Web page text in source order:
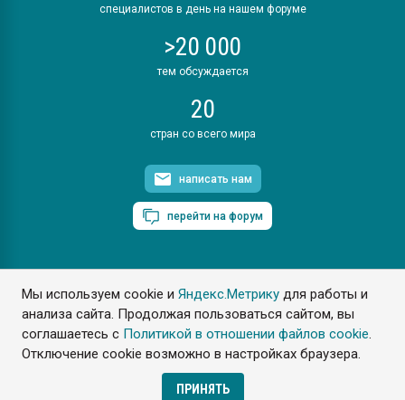
Мы используем cookie иЯндекс.Метрику для работы и
анализа сайта. Продолжая пользоваться сайтом, вы
соглашаетесь с Политикой в отношении файлов cookie.
Отключение cookie возможно в настройках браузера.
ПРИНЯТЬ
специалистов в день на нашем форуме
>20 000
тем обсуждается
20
стран со всего мира
написать нам
перейти на форум
ПластЭксперт © 2006. Все права защищены
Разрешается копирование материалов сайта с обязательной
ссылкой на www.e-plastic.ru
Разработка сайта